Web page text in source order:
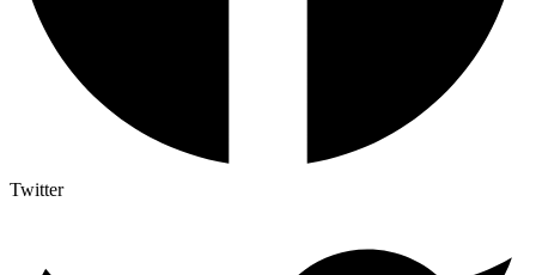
Twitter